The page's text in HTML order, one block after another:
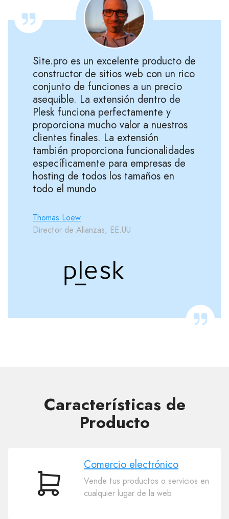
Site.pro es un excelente producto de
constructor de sitios web con un rico
conjunto de funciones a un precio
asequible. La extensión dentro de
Plesk funciona perfectamente y
proporciona mucho valor a nuestros
clientes finales. La extensión
también proporciona funcionalidades
específicamente para empresas de
hosting de todos los tamaños en
todo el mundo
Thomas Loew
Director de Alianzas, EE.UU
Características de
Producto
Comercio
Comercio electrónico
Vende tus productos o servicios en
cualquier lugar de la web